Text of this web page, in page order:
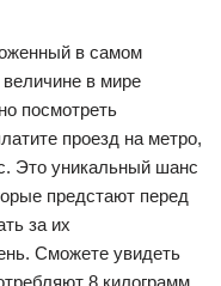
в самом
величине в мире
посмотреть
проезд на метро,
Это уникальный шанс
предстают перед
за их
Сможете увидеть
8 килограмм